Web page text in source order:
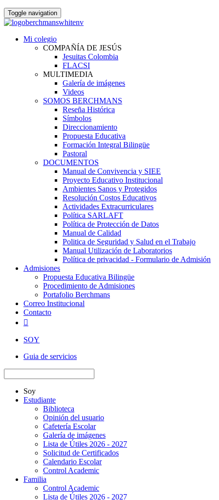
Toggle navigation
Mi colegio
COMPAÑÍA DE JESÚS
Jesuitas Colombia
FLACSI
MULTIMEDIA
Galería de imágenes
Videos
SOMOS BERCHMANS
Reseña Histórica
Símbolos
Direccionamiento
Propuesta Educativa
Formación Integral Bilingüe
Pastoral
DOCUMENTOS
Manual de Convivencia y SIEE
Proyecto Educativo Institucional
Ambientes Sanos y Protegidos
Resolución Costos Educativos
Actividades Extracurriculares
Política SARLAFT
Política de Protección de Datos
Manual de Calidad
Politica de Seguridad y Salud en el Trabajo
Manual Utilización de Laboratorios
Política de privacidad - Formulario de Admisión
Admisiones
Propuesta Educativa Bilingüe
Procedimiento de Admisiones
Portafolio Berchmans
Correo Institucional
Contacto

SOY
Guia de servicios
Soy
Estudiante
Biblioteca
Opinión del usuario
Cafetería Escolar
Galería de imágenes
Lista de Útiles 2026 - 2027
Solicitud de Certificados
Calendario Escolar
Control Academic
Familia
Control Academic
Lista de Útiles 2026 - 2027